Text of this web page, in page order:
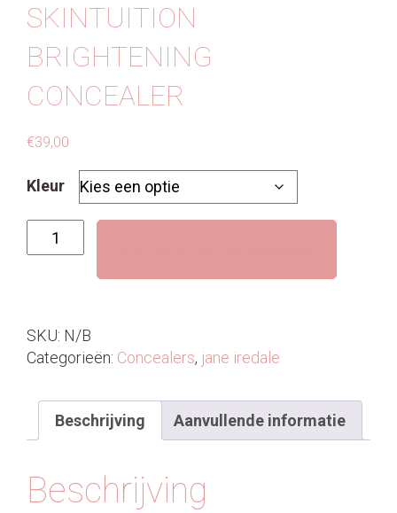
SKINTUITION
BRIGHTENING
CONCEALER
€39,00
Kleur
Skintuition
Brightening
SKU: N/B
Categorieën: Concealers, jane iredale
Beschrijving Aanvullende informatie
Beschrijving